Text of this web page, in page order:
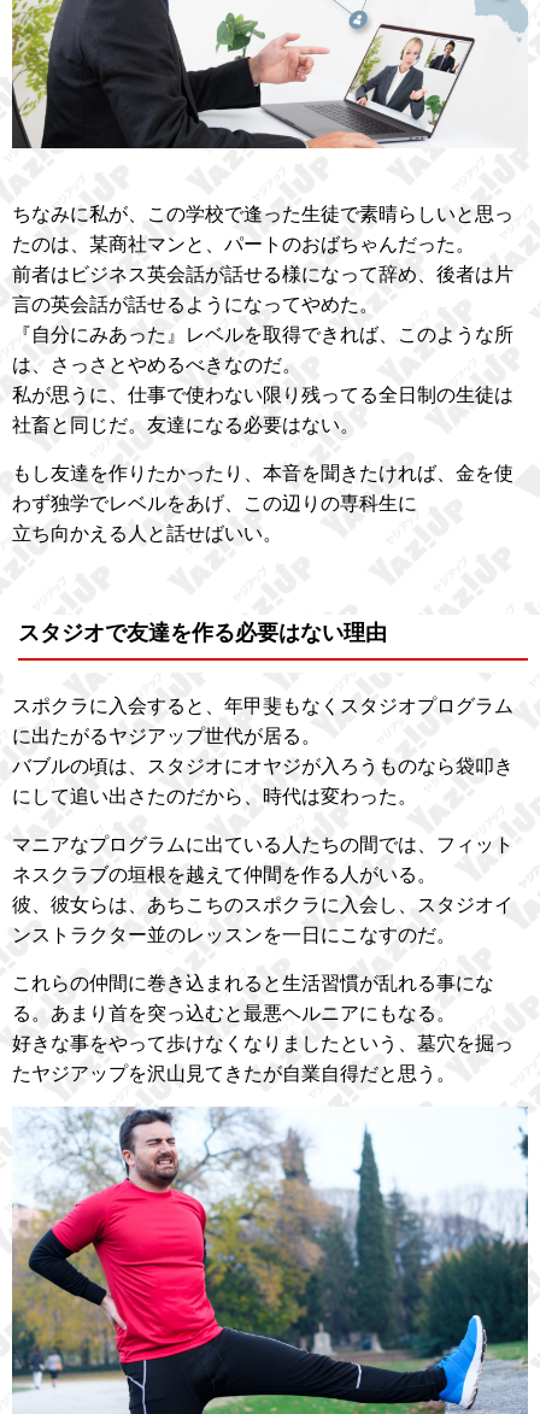
ちなみに私が、この学校で逢った生徒で素晴らしいと思っ
たのは、某商社マンと、パートのおばちゃんだった。
前者はビジネス英会話が話せる様になって辞め、後者は片
言の英会話が話せるようになってやめた。
『自分にみあった』レベルを取得できれば、このような所
は、さっさとやめるべきなのだ。
私が思うに、仕事で使わない限り残ってる全日制の生徒は
社畜と同じだ。友達になる必要はない。
もし友達を作りたかったり、本音を聞きたければ、金を使
わず独学でレベルをあげ、この辺りの専科生に
立ち向かえる人と話せばいい。
スタジオで友達を作る必要はない理由
スポクラに入会すると、年甲斐もなくスタジオプログラム
に出たがるヤジアップ世代が居る。
バブルの頃は、スタジオにオヤジが入ろうものなら袋叩き
にして追い出さたのだから、時代は変わった。
マニアなプログラムに出ている人たちの間では、フィット
ネスクラブの垣根を越えて仲間を作る人がいる。
彼、彼女らは、あちこちのスポクラに入会し、スタジオイ
ンストラクター並のレッスンを一日にこなすのだ。
これらの仲間に巻き込まれると生活習慣が乱れる事にな
る。あまり首を突っ込むと最悪ヘルニアにもなる。
好きな事をやって歩けなくなりましたという、墓穴を掘っ
たヤジアップを沢山見てきたが自業自得だと思う。